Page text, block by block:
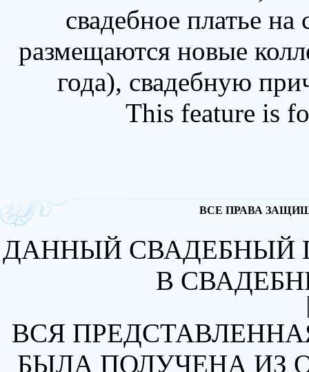
свадебное платье
размещаются новые
года), свадебную
This feature is
ВСЕ ПРАВА
ДАННЫЙ СВАДЕБНЫЙ
В
ВСЯ
БЫЛА ПОЛУЧЕНА ИЗ